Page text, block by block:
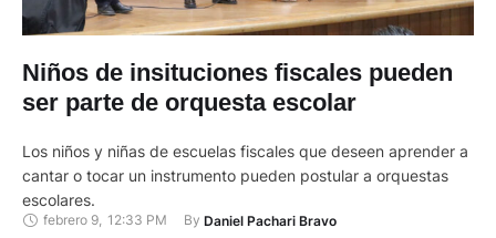
Niños de insituciones fiscales pueden
ser parte de orquesta escolar
Los niños y niñas de escuelas fiscales que deseen aprender a
cantar o tocar un instrumento pueden postular a orquestas
escolares.
febrero 9, 12:33 PM By Daniel Pachari Bravo